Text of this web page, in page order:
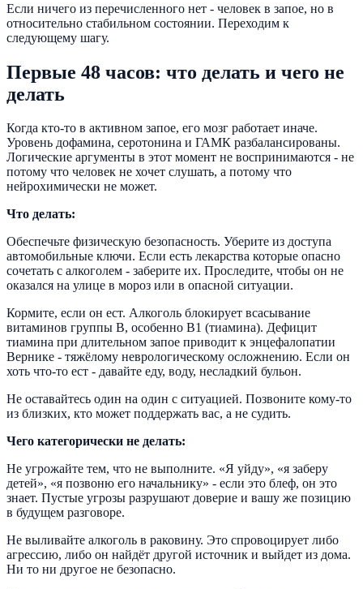
Если ничего из перечисленного нет - человек в запое, но в
относительно стабильном состоянии. Переходим к
следующему шагу.
Первые 48 часов: что делать и чего не
делать
Когда кто-то в активном запое, его мозг работает иначе.
Уровень дофамина, серотонина и ГАМК разбалансированы.
Логические аргументы в этот момент не воспринимаются - не
потому что человек не хочет слушать, а потому что
нейрохимически не может.
Что делать:
Обеспечьте физическую безопасность. Уберите из доступа
автомобильные ключи. Если есть лекарства которые опасно
сочетать с алкоголем - заберите их. Проследите, чтобы он не
оказался на улице в мороз или в опасной ситуации.
Кормите, если он ест. Алкоголь блокирует всасывание
витаминов группы В, особенно В1 (тиамина). Дефицит
тиамина при длительном запое приводит к энцефалопатии
Вернике - тяжёлому неврологическому осложнению. Если он
хоть что-то ест - давайте еду, воду, несладкий бульон.
Не оставайтесь один на один с ситуацией. Позвоните кому-то
из близких, кто может поддержать вас, а не судить.
Чего категорически не делать:
Не угрожайте тем, что не выполните. «Я уйду», «я заберу
детей», «я позвоню его начальнику» - если это блеф, он это
знает. Пустые угрозы разрушают доверие и вашу же позицию
в будущем разговоре.
Не выливайте алкоголь в раковину. Это спровоцирует либо
агрессию, либо он найдёт другой источник и выйдет из дома.
Ни то ни другое не безопасно.